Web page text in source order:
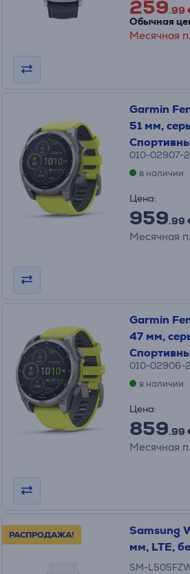
259.99
Обычная
Месячная
Garmin
51 мм,
010-02907-
в наличии
Цена:
959.99
Месячная
Garmin
47 мм,
010-02906-
в наличии
Цена:
859.99
Месячная
РАСПРОДАЖА!
Samsung
мм, LTE,
SM-